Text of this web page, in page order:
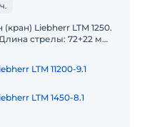
Liebherr LTM 1250.
LTM 11200-9.1
LTM 1450-8.1